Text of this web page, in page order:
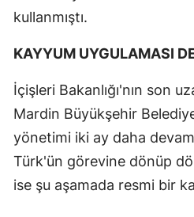
kullanmıştı.
KAYYUM UYGULAMASI
İçişleri Bakanlığı'nın son
Mardin Büyükşehir
yönetimi iki ay daha
Türk'ün görevine dönüp
ise şu aşamada resmi bir